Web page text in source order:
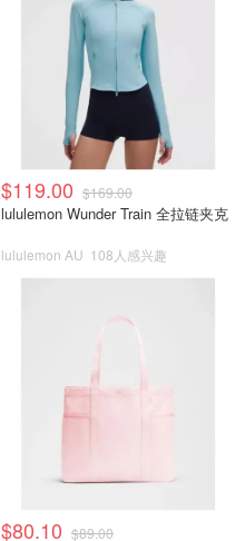
$119.00 $169.00
lululemon Wunder Train 全拉链夹克
lululemon AU 108人感兴趣
$80.10 $89.00